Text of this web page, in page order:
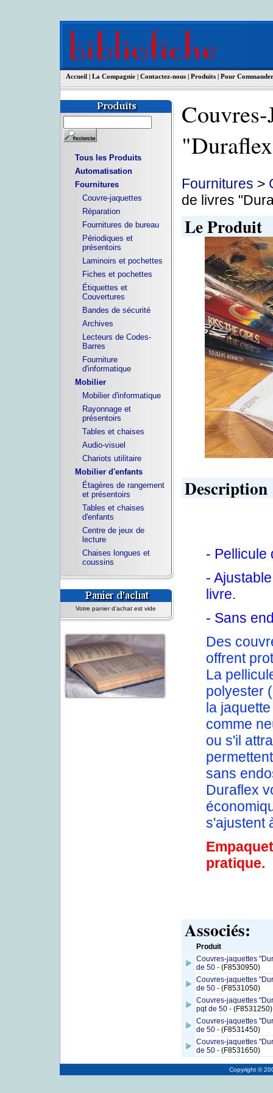
Accueil | La Compagnie | Contactez-nous | Produits | Pour Commander
Tous les Produits
Automatisation
Fournitures
Couvre-jaquettes
Réparation
Fournitures de bureau
Périodiques et
présentoirs
Laminoirs et pochettes
Fiches et pochettes
Étiquettes et
Couvertures
Bandes de sécurité
Archives
Lecteurs de Codes-
Barres
Fourniture
d'informatique
Mobilier
Mobilier d'informatique
Rayonnage et
présentoirs
Tables et chaises
Audio-visuel
Chariots utilitaire
Mobilier d'enfants
Étagères de rangement
et présentoirs
Tables et chaises
d'enfants
Centre de jeux de
lecture
Chaises longues et
coussins
Votre panier d'achat est vide
Fournitures >
de livres
Le Produit
Description
- Pellicule
-
livre.
- Sans
Des
offrent
La
polyester
la
comme
ou s'il
sans
Duraflex
s'ajustent
pratique.
Associés:
Produit
Couvres-jaquettes
de 50 - (F8530950)
Couvres-jaquettes
de 50 - (F8531050)
Couvres-jaquettes
pqt de 50 - (F8531250)
Couvres-jaquettes
de 50 - (F8531450)
Couvres-jaquettes
de 50 - (F8531650)
Copyright ©